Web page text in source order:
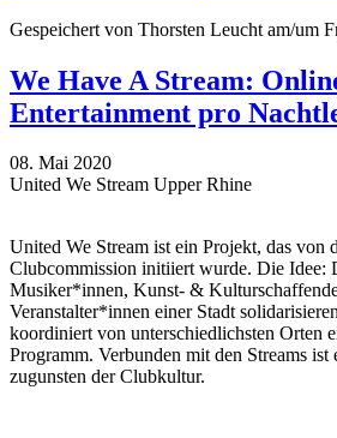
Gespeichert von Thorsten Leucht am/um
We Have A Stream:
Entertainment pro
08. Mai 2020
United We Stream Upper Rhine
United We Stream ist ein Projekt, das von
Clubcommission initiiert wurde. Die Idee:
Musiker*innen, Kunst- &
Veranstalter*innen einer Stadt
koordiniert von unterschiedlichsten Orten
Programm. Verbunden mit den Streams ist
zugunsten der Clubkultur.